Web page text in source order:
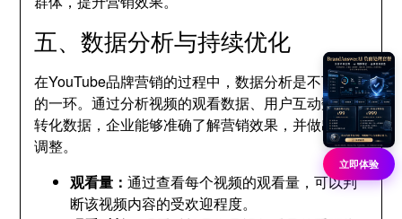
五、数据分析与持续优化
在YouTube品牌营销的过程中，数据分析是不可忽视
的一环。通过分析视频的观看数据、用户互动数据和
转化数据，企业能够准确了解营销效果，并做出相应
调整。
观看量：通过查看每个视频的观看量，可以判
断该视频内容的受欢迎程度。
立即体验